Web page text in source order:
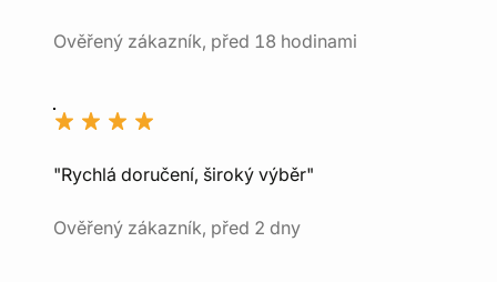
Ověřený zákazník, před 18 hodinami
"Rychlá doručení, široký výběr"
Ověřený zákazník, před 2 dny